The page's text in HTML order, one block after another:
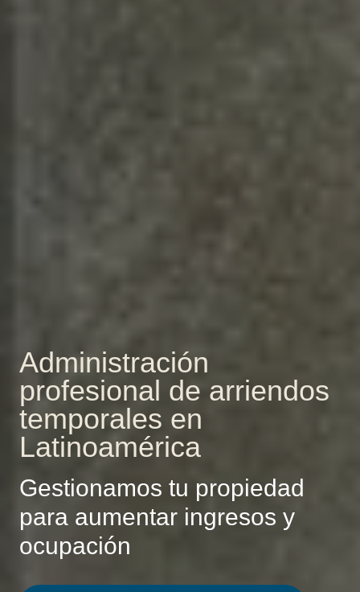
Administración
profesional de arriendos
temporales en
Latinoamérica
Gestionamos tu propiedad
para aumentar ingresos y
ocupación